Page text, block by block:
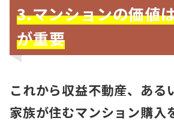
3.マンションの価値
が重要
これから収益不動産、ある
家族が住むマンション購入